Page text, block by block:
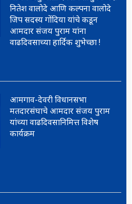
नितेश वालोदे आणि कल्पना वालोदे
जिप सदस्य गोंदिया यांचे कडून
आमदार संजय पुराम यांना
वाढदिवसाच्या हार्दिक शुभेच्छा !
आमगाव-देवरी विधानसभा
मतदारसंघाचे आमदार संजय पुराम
यांच्या वाढदिवसानिमित्त विशेष
कार्यक्रम